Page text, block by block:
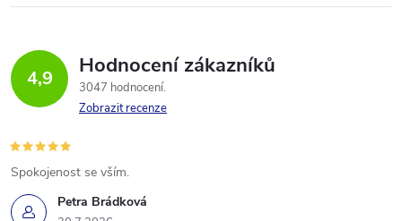
4,9 Hodnocení zákazníků
3047 hodnocení
Zobrazit recenze
Petra Brádková
Spokojenost se vším.